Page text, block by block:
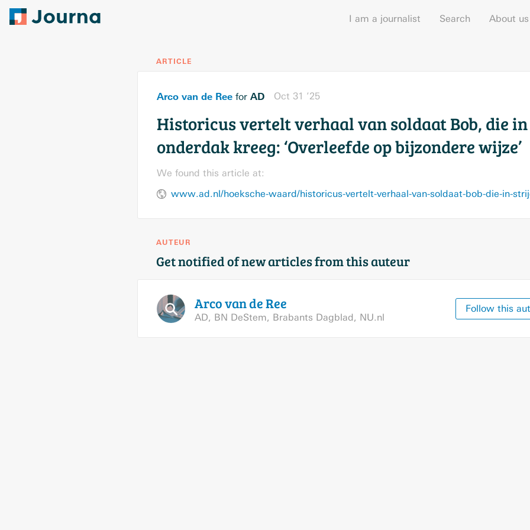
I am a journalist Search About us
ARTICLE
Arco van de Ree for AD Oct 31 ’25
Historicus vertelt verhaal van soldaat Bob, die
onderdak kreeg: ‘Overleefde op bijzondere wijze’
We found this article at:
AUTEUR
Get notified of new articles from this auteur
Arco van deRee
AD, BN DeStem, Brabants Dagblad, NU.nl
Follow this